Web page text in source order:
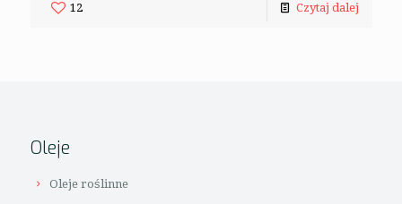
12 Czytaj dalej
Oleje
Oleje roślinne